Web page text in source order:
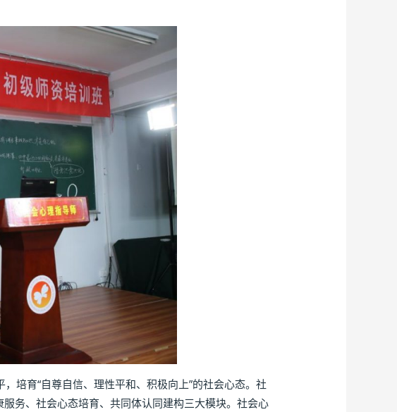
育“自尊自信、理性平和、积极向上”的社会心态。社
务、社会心态培育、共同体认同建构三大模块。社会心